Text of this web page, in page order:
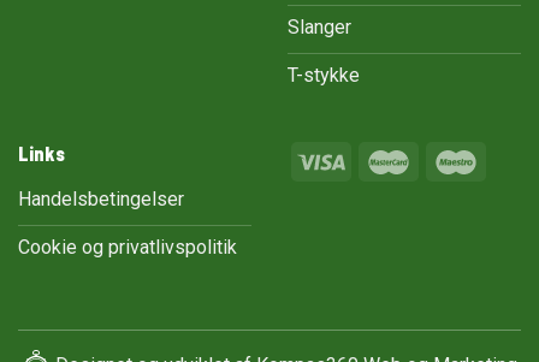
Slanger
T-stykke
Links
Handelsbetingelser
Cookie og privatlivspolitik